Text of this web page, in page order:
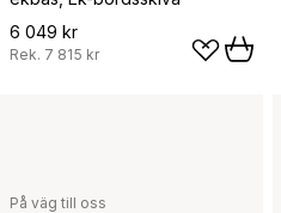
6 049 kr
Rek. 7 815 kr
På väg till oss